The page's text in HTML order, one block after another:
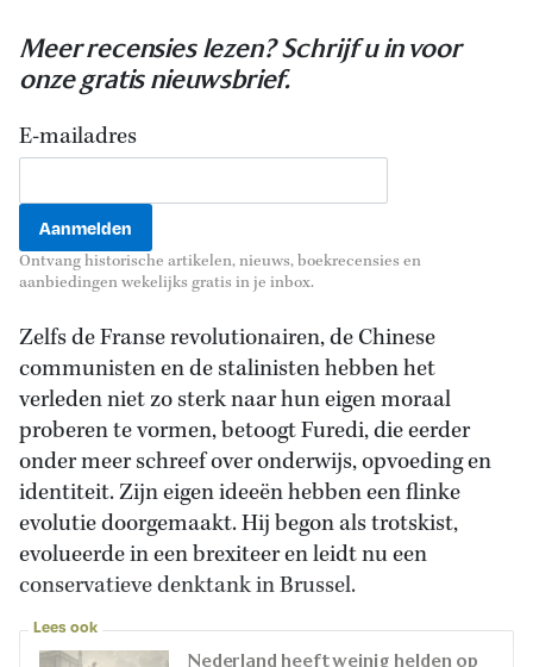
Meer recensies lezen? Schrijf u in voor
onze gratis nieuwsbrief.
E-mailadres
Ontvang historische artikelen, nieuws, boekrecensies en
aanbiedingen wekelijks gratis in je inbox.
Zelfs de Franse revolutionairen, de Chinese
communisten en de stalinisten hebben het
verleden niet zo sterk naar hun eigen moraal
proberen te vormen, betoogt Furedi, die eerder
onder meer schreef over onderwijs, opvoeding en
identiteit. Zijn eigen ideeën hebben een flinke
evolutie doorgemaakt. Hij begon als trotskist,
evolueerde in een brexiteer en leidt nu een
conservatieve denktank in Brussel.
Lees ook
Nederland heeft weinig helden op